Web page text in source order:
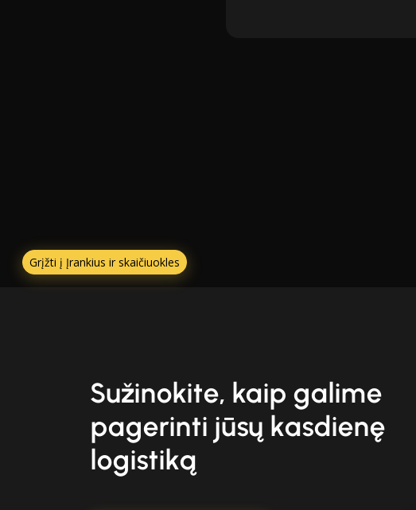
Grįžti į Įrankius ir skaičiuokles
Sužinokite, kaip galime
pagerinti jūsų kasdienę
logistiką